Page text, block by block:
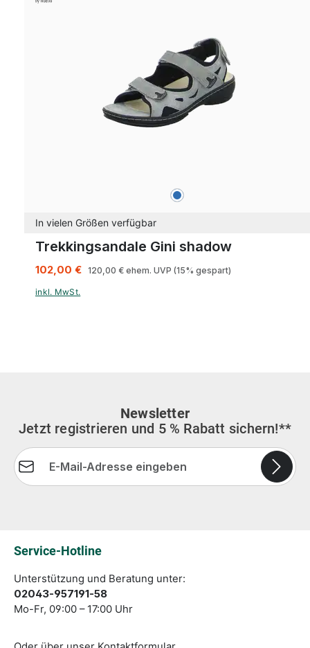
blau
In vielen Größen verfügbar
Trekkingsandale Gini shadow
102,00 € 120,00 € ehem. UVP (15% gespart)
inkl. MwSt.
Newsletter
Jetzt registrieren und 5 % Rabatt sichern!**
E-Mail-Adresse*
Service-Hotline
Unterstützung und Beratung unter:
02043-957191-58
Mo-Fr, 09:00 – 17:00 Uhr